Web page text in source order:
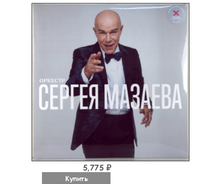
5,775 ₽
Купить